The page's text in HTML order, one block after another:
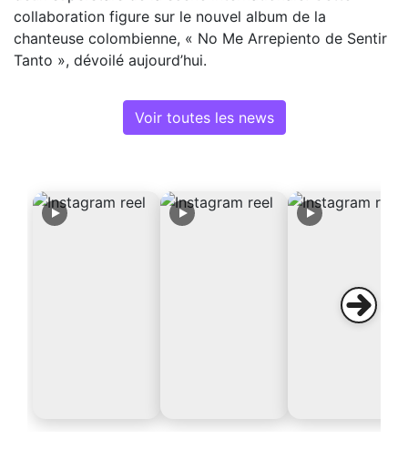
collaboration figure sur le nouvel album de la
chanteuse colombienne, « No Me Arrepiento de Sentir
Tanto », dévoilé aujourd’hui.
Voir toutes les news